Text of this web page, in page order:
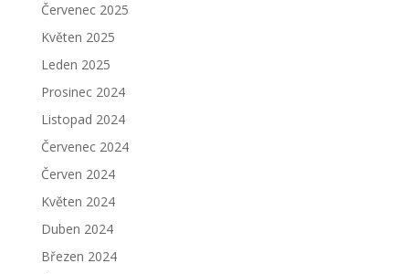
Červenec 2025
Květen 2025
Leden 2025
Prosinec 2024
Listopad 2024
Červenec 2024
Červen 2024
Květen 2024
Duben 2024
Březen 2024